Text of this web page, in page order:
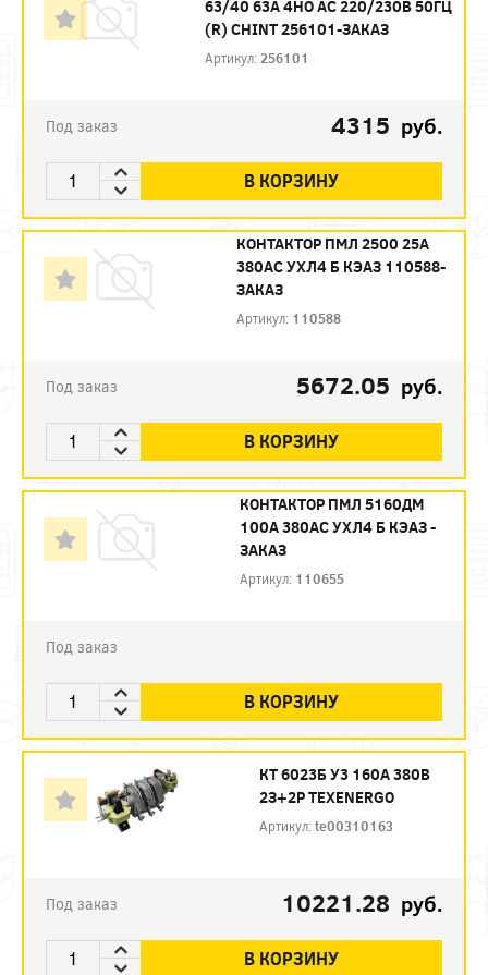
63/40 63А 4НО AC 220/230В 50ГЦ
(R) CHINT 256101-ЗАКАЗ
Артикул: 256101
Под заказ 4315 руб.
В КОРЗИНУ
КОНТАКТОР ПМЛ 2500 25А
380AC УХЛ4 Б КЭАЗ 110588-
ЗАКАЗ
Артикул: 110588
Под заказ 5672.05 руб.
В КОРЗИНУ
КОНТАКТОР ПМЛ 5160ДМ
100А 380AC УХЛ4 Б КЭАЗ -
ЗАКАЗ
Артикул: 110655
Под заказ
В КОРЗИНУ
КТ 6023Б У3 160А 380В
2З+2Р TEXENERGO
Артикул:te00310163
Под заказ 10221.28 руб.
В КОРЗИНУ